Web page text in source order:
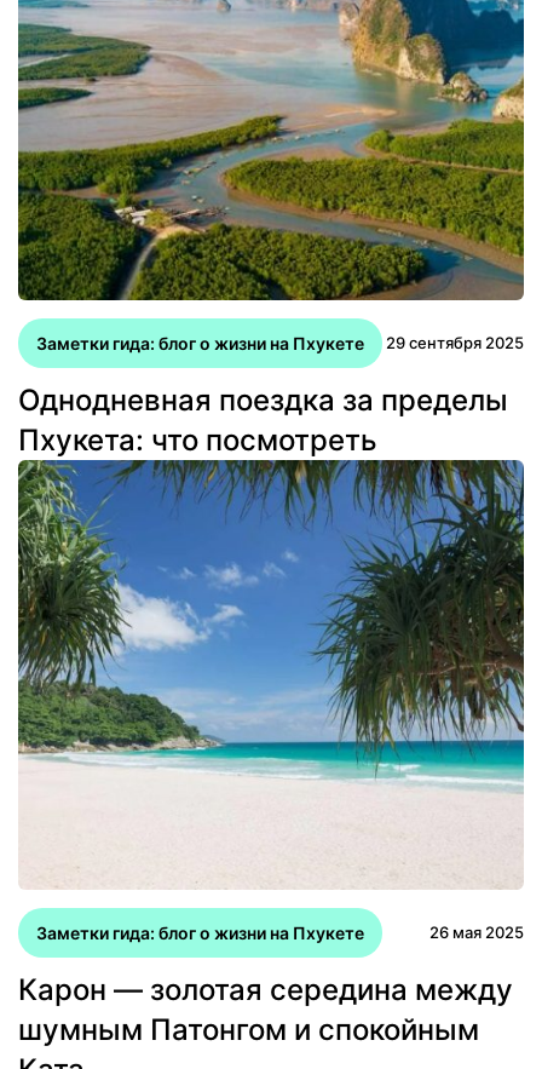
Заметки гида: блог о жизни на Пхукете 29 сентября 2025
Однодневная поездка за пределы
Пхукета: что посмотреть
Заметки гида: блог о жизни на Пхукете 26 мая 2025
Карон — золотая середина между
шумным Патонгом и спокойным